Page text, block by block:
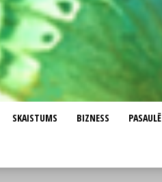
SKAISTUMS BIZNESS PASAULĒ